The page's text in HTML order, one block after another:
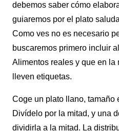
debemos saber cómo
guiaremos por el plato
Como ves no es necesario
buscaremos primero incluir
Alimentos reales y que en la
lleven etiquetas.
Coge un plato llano, tamaño
Divídelo por la mitad, y una
dividirla a la mitad. La